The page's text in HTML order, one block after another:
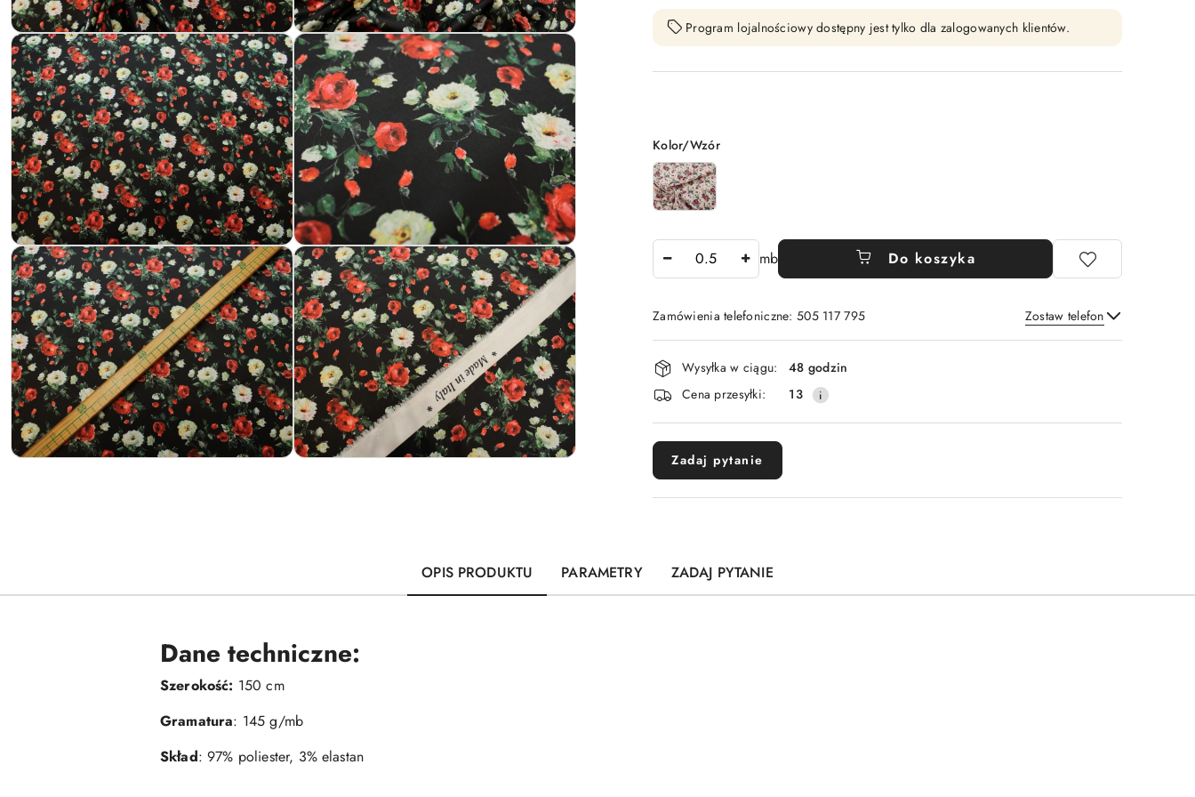
Program lojalnościowy dostępny jest tylko dla zalogowanych klientów.
Wariant
Kolor/Wzór
mb Do koszyka
Zamówienia telefoniczne: 505 117 795 Zostaw telefon
Wyślij
Dostępność
i
dostawa
Wysyłka w ciągu:
48 godzin
Cena przesyłki:
13
Zadaj pytanie
OPIS PRODUKTU PARAMETRY ZADAJ PYTANIE
Dane techniczne:
Szerokość: 150 cm
Gramatura: 145 g/mb
Skład: 97% poliester, 3% elastan